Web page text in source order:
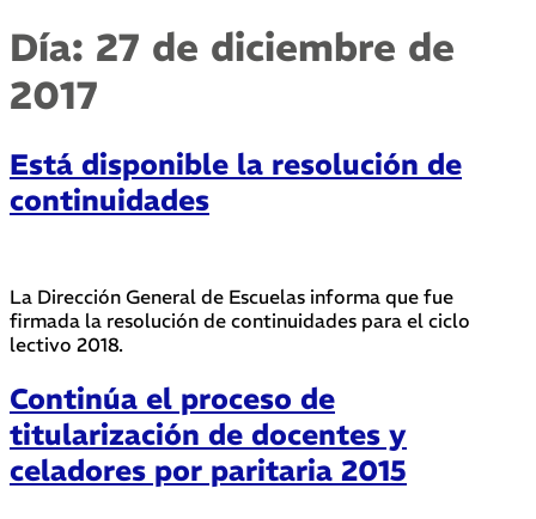
Día: 27 de diciembre de
2017
Está disponible la resolución de
continuidades
La Dirección General de Escuelas informa que fue
firmada la resolución de continuidades para el ciclo
lectivo 2018.
Continúa el proceso de
titularización de docentes y
celadores por paritaria 2015